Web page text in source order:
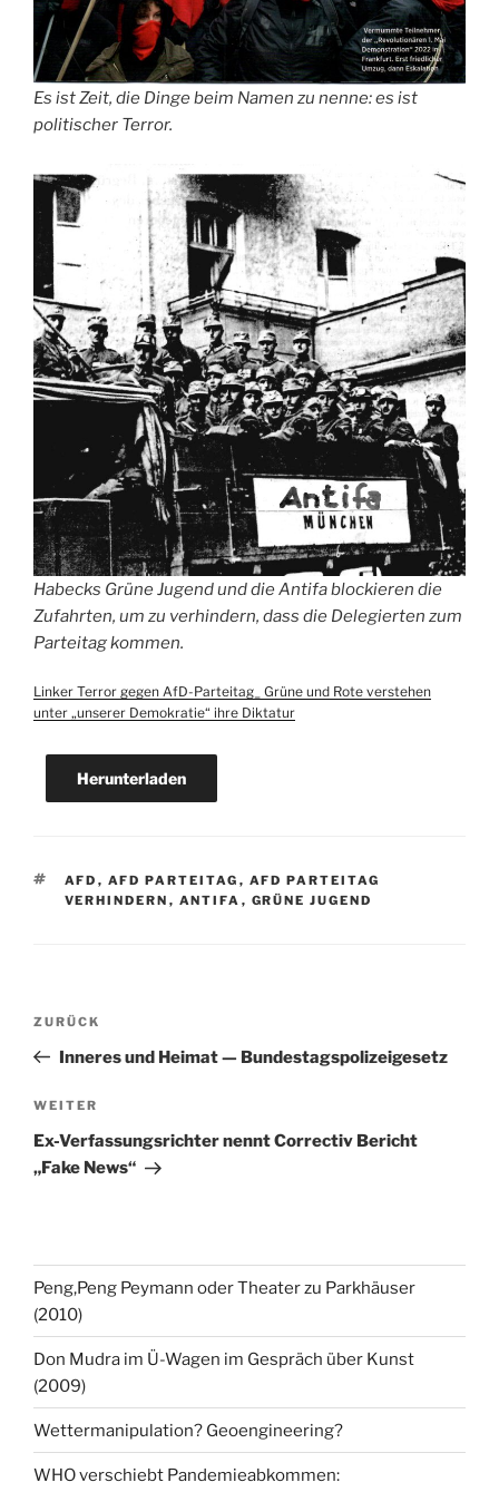
Es ist Zeit, die Dinge beim Namen zu nenne: es ist
politischer Terror.
Habecks Grüne Jugend und die Antifa blockieren die
Zufahrten, um zu verhindern, dass die Delegierten zum
Parteitag kommen.
Linker Terror gegen AfD-Parteitag_ Grüne und Rote verstehen
unter „unserer Demokratie“ ihre Diktatur
Herunterladen
SCHLAGWÖRTER
AFD , AFD PARTEITAG , AFD PARTEITAG
VERHINDERN , ANTIFA , GRÜNE JUGEND
Beitragsnavigation
Vorheriger
Beitrag
ZURÜCK
Inneres und Heimat — Bundestagspolizeigesetz
Nächster
Beitrag
WEITER
Ex-Verfassungsrichter nennt Correctiv Bericht
„Fake News“
Peng,Peng Peymann oder Theater zu Parkhäuser
(2010)
Don Mudra im Ü-Wagen im Gespräch über Kunst
(2009)
Wettermanipulation? Geoengineering?
WHO verschiebt Pandemieabkommen: